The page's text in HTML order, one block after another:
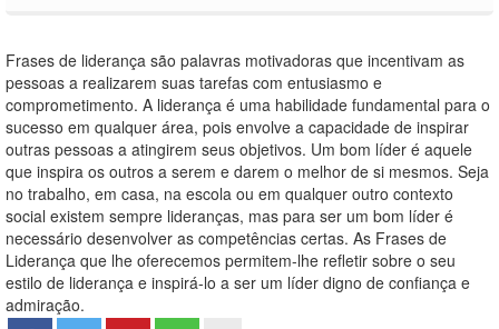
Frases de liderança são palavras motivadoras que incentivam as
pessoas a realizarem suas tarefas com entusiasmo e
comprometimento. A liderança é uma habilidade fundamental para o
sucesso em qualquer área, pois envolve a capacidade de inspirar
outras pessoas a atingirem seus objetivos. Um bom líder é aquele
que inspira os outros a serem e darem o melhor de si mesmos. Seja
no trabalho, em casa, na escola ou em qualquer outro contexto
social existem sempre lideranças, mas para ser um bom líder é
necessário desenvolver as competências certas. As Frases de
Liderança que lhe oferecemos permitem-lhe refletir sobre o seu
estilo de liderança e inspirá-lo a ser um líder digno de confiança e
admiração.